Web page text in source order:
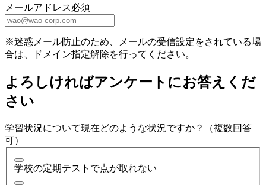
メールアドレス必須
※迷惑メール防止のため、メールの受信設定をされている場
合は、ドメイン指定解除を行ってください。
よろしければアンケートにお答えくだ
さい
学習状況について現在どのような状況ですか？（複数回答
可）
学校の定期テストで点が取れない